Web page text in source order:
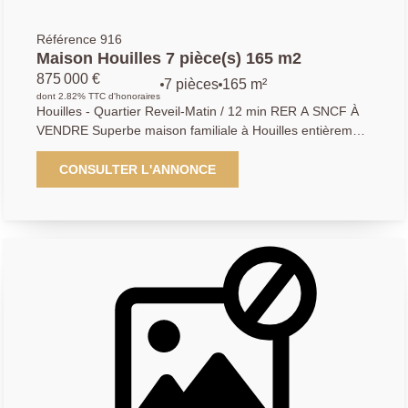
Référence 916
Maison Houilles 7 pièce(s) 165 m2
875 000 €
dont 2.82% TTC d'honoraires
7 pièces 165 m²
Houilles - Quartier Reveil-Matin / 12 min RER A SNCF À
VENDRE Superbe maison familiale à Houilles entièrement
rénovée en 2011, 165 m2 habitables sur 450 m2 de
terrain Dans un quartier calme et recherché de Houilles,
venez découvrir cette maison en parfait état offrant de
d'environ 165 m2 habitables vous séduira par ses
espaces généreux, son agencement fonctionnel et son
environnement paisible. Elle se compose notamment de :
Au rez-de-chaussée, un vaste séjour traversant équipée
d'une cheminée avec insert, idéal pour recevoir en toute
convivialité, une cuisine moderne, entièrement équipée,
ouverte ou indépendante selon vos envies. Un bureau
pouvant faire office de petite chambre, un dégagement et
un WC indépendant complète ce niveau. A l'étage, une
CONSULTER L'ANNONCE